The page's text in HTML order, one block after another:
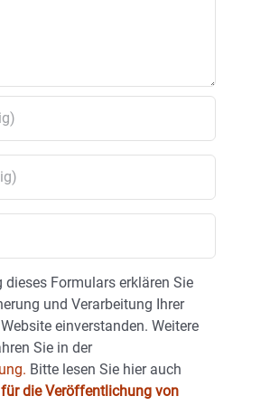
dieses Formulars erklären Sie
und Verarbeitung Ihrer
einverstanden. Weitere
Sie in der
Bitte lesen Sie hier auch
die Veröffentlichung von